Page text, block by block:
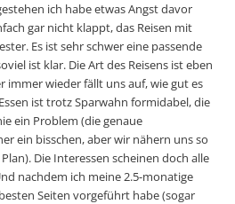
ich habe etwas Angst davor
gar nicht klappt, das Reisen mit
Es ist sehr schwer eine passende
ist klar. Die Art des Reisens ist eben
immer wieder fällt uns auf, wie gut es
ist trotz Sparwahn formidabel, die
ein Problem (die genaue
ein bisschen, aber wir nähern uns so
Die Interessen scheinen doch alle
nachdem ich meine 2.5-monatige
Seiten vorgeführt habe (sogar